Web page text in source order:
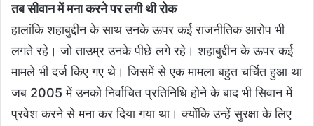
तब सीवान में मना करने पर लगी थी रोक
हालांकि शहाबुद्दीन के साथ उनके ऊपर कई राजनीतिक आरोप भी
लगते रहे। जो ताउम्र उनके पीछे लगे रहे। शहाबुद्दीन के ऊपर कई
मामले भी दर्ज किए गए थे। जिसमें से एक मामला बहुत चर्चित हुआ था
जब 2005 में उनको निर्वाचित प्रतिनिधि होने के बाद भी सिवान में
प्रवेश करने से मना कर दिया गया था। क्योंकि उन्हें सुरक्षा के लिए